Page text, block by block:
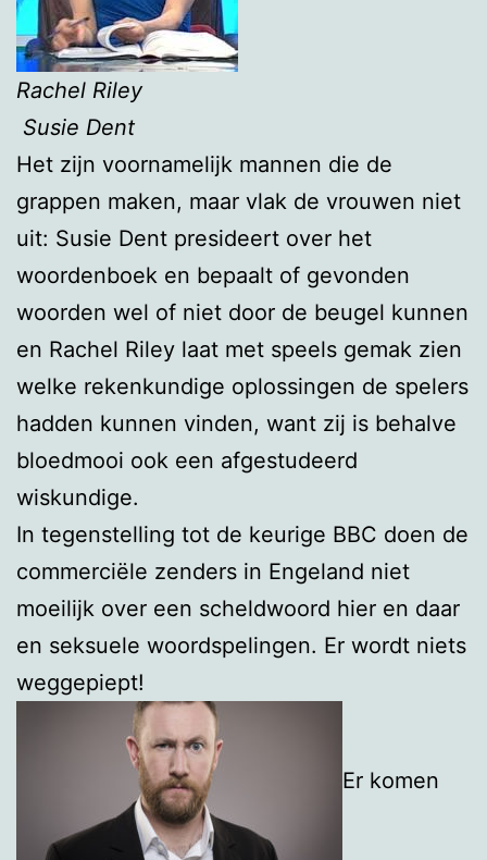
Rachel Riley
Susie Dent
Het zijn voornamelijk mannen die de
grappen maken, maar vlak de vrouwen niet
uit: Susie Dent presideert over het
woordenboek en bepaalt of gevonden
woorden wel of niet door de beugel kunnen
en Rachel Riley laat met speels gemak zien
welke rekenkundige oplossingen de spelers
hadden kunnen vinden, want zij is behalve
bloedmooi ook een afgestudeerd
wiskundige.
In tegenstelling tot de keurige BBC doen de
commerciële zenders in Engeland niet
moeilijk over een scheldwoord hier en daar
en seksuele woordspelingen. Er wordt niets
weggepiept!
Er komen